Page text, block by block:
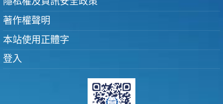
著作權聲明
本站使用正體字
登入